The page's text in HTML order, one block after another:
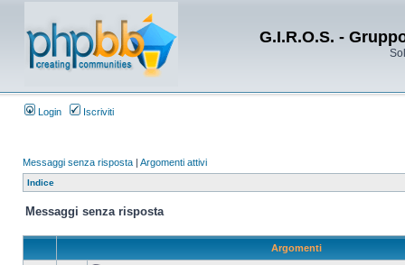
G.I.R.O.S. -
Login Iscriviti
Messaggi senza risposta | Argomenti attivi
Indice
Messaggi senza risposta
Argomenti